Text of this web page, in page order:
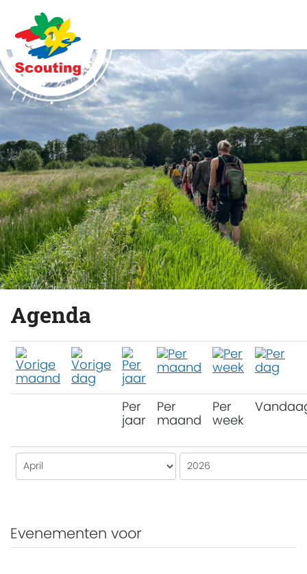
Agenda
Per
jaar
Per
maand
Per
week
Evenementen voor